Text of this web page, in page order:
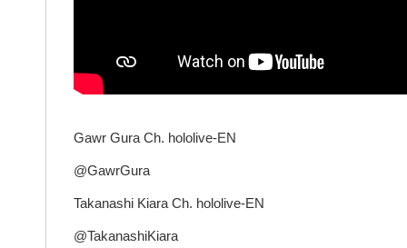
Gawr Gura Ch. hololive-EN
@GawrGura
Takanashi Kiara Ch. hololive-EN
@TakanashiKiara